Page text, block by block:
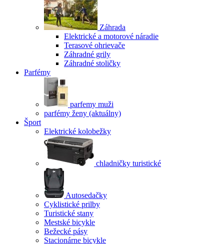
Záhrada
Elektrické a motorové náradie
Terasové ohrievače
Záhradné grily
Záhradné stoličky
Parfémy
parfemy muži
parfémy ženy (aktuálny)
Šport
Elektrické kolobežky
chladničky turistické
Autosedačky
Cyklistické prilby
Turistické stany
Mestské bicykle
Bežecké pásy
Stacionárne bicykle